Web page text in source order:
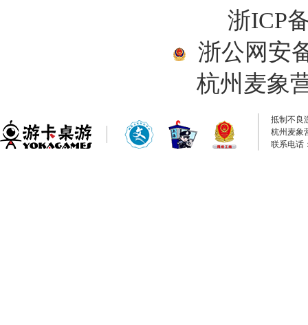
浙ICP
浙公网安
杭州麦象
抵制不良
杭州麦象
联系电话